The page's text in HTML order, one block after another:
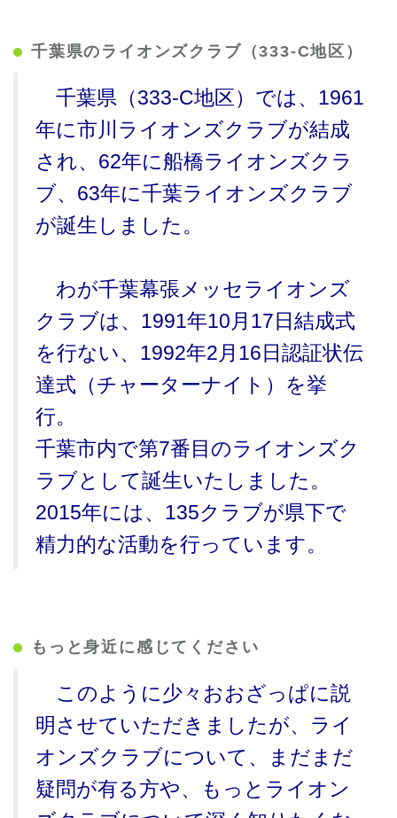
千葉県のライオンズクラブ（333-C地区）
千葉県（333-C地区）では、1961
年に市川ライオンズクラブが結成
され、62年に船橋ライオンズクラ
ブ、63年に千葉ライオンズクラブ
が誕生しました。
わが千葉幕張メッセライオンズ
クラブは、1991年10月17日結成式
を行ない、1992年2月16日認証状伝
達式（チャーターナイト）を挙
行。
千葉市内で第7番目のライオンズク
ラブとして誕生いたしました。
2015年には、135クラブが県下で
精力的な活動を行っています。
もっと身近に感じてください
このように少々おおざっぱに説
明させていただきましたが、ライ
オンズクラブについて、まだまだ
疑問が有る方や、もっとライオン